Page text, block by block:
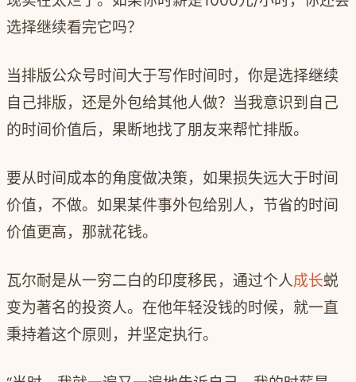
选择继续看完它吗？
当排版公众号时间大于写作时间时，你是选择继续
自己排版，还是外包给其他人做？当我意识到自己
的时间价值后，果断地找了朋友来帮忙排版。
要从时间成本的角度做决策，如果损失远大于时间
价值，不做。如果某件事外包给别人，节省的时间
价值更高，那就花钱。
瓦尔耐是从一穷二白的印度移民，通过个人成长蜕
变为著名的投资人。在他年轻没钱的时候，就一直
秉持着这个原则，并坚定执行。